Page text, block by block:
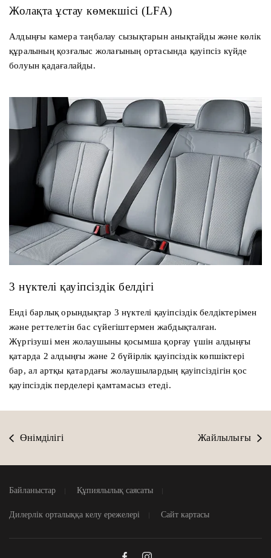
Жолақта ұстау көмекшісі (LFA)
Алдыңғы камера таңбалау сызықтарын анықтайды және көлік
құралының қозғалыс жолағының ортасында қауіпсіз күйде
болуын қадағалайды.
3 нүктелі қауіпсіздік белдігі
Енді барлық орындықтар 3 нүктелі қауіпсіздік белдіктерімен
және реттелетін бас сүйегіштермен жабдықталған.
Жүргізуші мен жолаушыны қосымша қорғау үшін алдыңғы
қатарда 2 алдыңғы және 2 бүйірлік қауіпсіздік көпшіктері
бар, ал артқы қатардағы жолаушылардың қауіпсіздігін қос
қауіпсіздік перделері қамтамасыз етеді.
Өнімділігі Жайлылығы
Байланыстар Құпиялылық саясаты
Дилерлік орталыққа келу ережелері Сайт картасы